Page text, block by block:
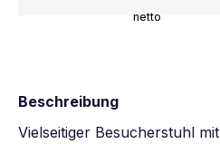
netto
Beschreibung
Vielseitiger Besucherstuhl mit